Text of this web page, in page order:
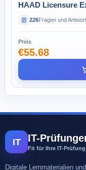
HAAD Licensure
226Fragen und
Preis
€55.68
IT IT-
Fit für Ihre IT-Prüfung
Digitale Lernmaterialien